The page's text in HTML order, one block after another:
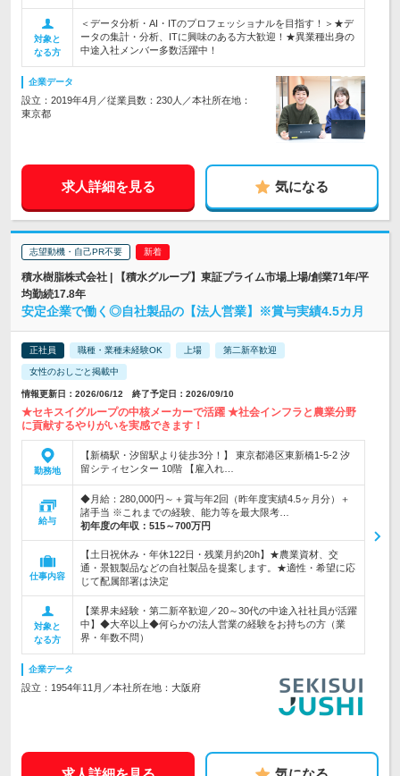
対象と
なる方
＜データ分析・AI・ITのプロフェッショナルを目指す！＞★デ
ータの集計・分析、ITに興味のある方大歓迎！★異業種出身の
中途入社メンバー多数活躍中！
企業データ
設立：2019年4月／従業員数：230人／本社所在地：
東京都
求人詳細を見る 気になる
志望動機・自己PR不要
積水樹脂株式会社 | 【積水グループ】東証プライム市場上場/創業71年/平
均勤続17.8年
安定企業で働く◎自社製品の【法人営業】※賞与実績4.5カ月
正社員 職種・業種未経験OK 上場 第二新卒歓迎
女性のおしごと掲載中
情報更新日：2026/06/12 終了予定日：2026/09/10
★セキスイグループの中核メーカーで活躍 ★社会インフラと農業分野
に貢献するやりがいを実感できます！
勤務地
【新橋駅・汐留駅より徒歩3分！】 東京都港区東新橋1-5-2 汐
留シティセンター 10階 【雇入れ…
給与
◆月給：280,000円～＋賞与年2回（昨年度実績4.5ヶ月分）＋
諸手当 ※これまでの経験、能力等を最大限考…
初年度の年収： 515～700万円
仕事内容
【土日祝休み・年休122日・残業月約20h】★農業資材、交
通・景観製品などの自社製品を提案します。★適性・希望に応
じて配属部署は決定
対象と
なる方
【業界未経験・第二新卒歓迎／20～30代の中途入社社員が活躍
中】◆大卒以上◆何らかの法人営業の経験をお持ちの方（業
界・年数不問）
企業データ
設立：1954年11月／本社所在地：大阪府